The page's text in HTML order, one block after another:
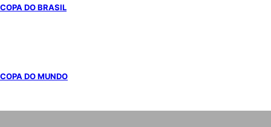
COPA DO BRASIL
COPA DO MUNDO